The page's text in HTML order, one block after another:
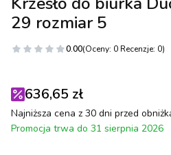
29 rozmiar 5
0.00(Oceny: 0 Recenzje: 0)
636,65 zł
Najniższa cena z 30 dni przed
Promocja trwa do 31 sierpnia 2026